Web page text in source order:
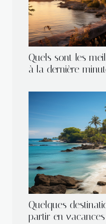
Quels sont les
à la dernière
Quelques
partir en vacances